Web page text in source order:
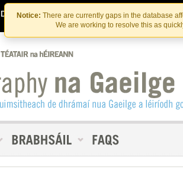
Skip
to
the
content
Skip
to
content
Notice: There are currently gaps in the database
We are working to resolve this as
Déan Teagmháil Linn